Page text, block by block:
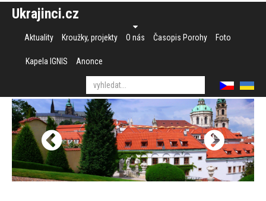
Ukrajinci.cz
Aktuality Kroužky, projekty O nás Časopis Porohy Foto
Kapela IGNIS Anonce